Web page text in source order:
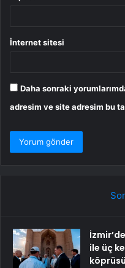
İnternet sitesi
Daha sonraki
adresim ve site adresim bu
ile üç